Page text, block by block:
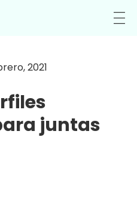
2021
juntas